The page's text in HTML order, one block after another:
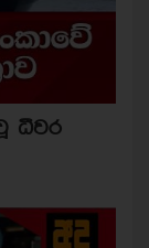
ධීවර